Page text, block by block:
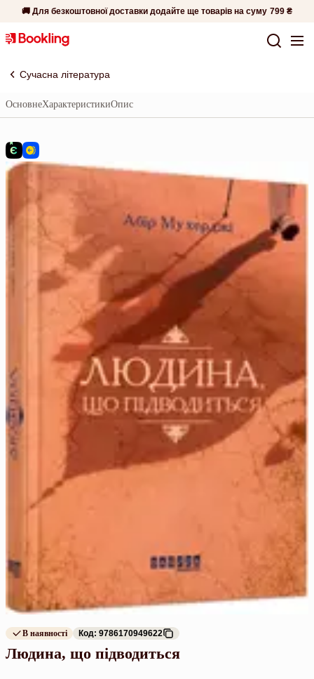
🚚 Для безкоштовної доставки додайте ще товарів на суму 799 ₴
Сучасна література
ОсновнеХарактеристикиОпис
В наявності Код: 9786170949622
Людина, що підводиться